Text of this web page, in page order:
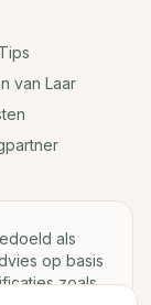
van Laar
als
op basis
zoals